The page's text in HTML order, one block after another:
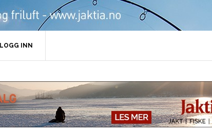
LOGG INN